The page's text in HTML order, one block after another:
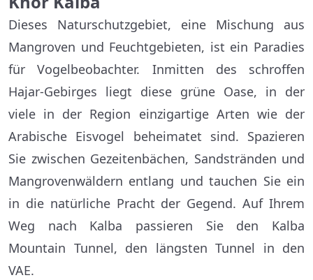
Dieses Naturschutzgebiet, eine Mischung aus
Mangroven und Feuchtgebieten, ist ein Paradies
für Vogelbeobachter. Inmitten des schroffen
Hajar-Gebirges liegt diese grüne Oase, in der
viele in der Region einzigartige Arten wie der
Arabische Eisvogel beheimatet sind. Spazieren
Sie zwischen Gezeitenbächen, Sandstränden und
Mangrovenwäldern entlang und tauchen Sie ein
in die natürliche Pracht der Gegend. Auf Ihrem
Weg nach Kalba passieren Sie den Kalba
Mountain Tunnel, den längsten Tunnel in den
VAE.